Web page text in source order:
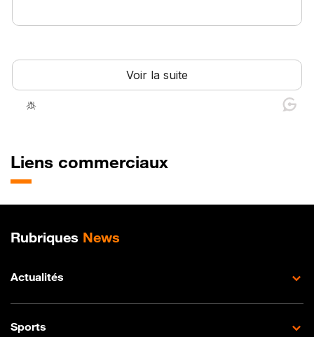
Liens commerciaux
Plan de site
Rubriques News
Actualités
Sports